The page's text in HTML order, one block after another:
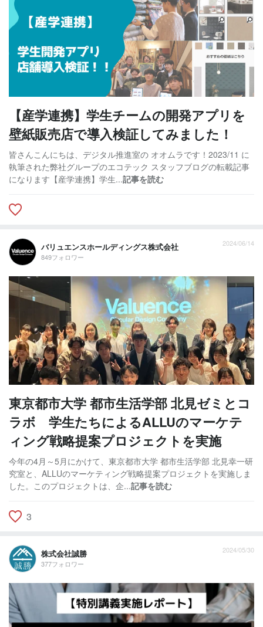
【産学連携】学生チームの開発アプリを
壁紙販売店で導入検証してみました！
皆さんこんにちは、デジタル推進室の オオムラです！2023/11 に
執筆された弊社グループのエコテック スタッフブログの転載記事
になります【産学連携】学生...記事を読む
バリュエンスホールディングス株式会社
849フォロワー
2024/06/14
東京都市大学 都市生活学部 北見ゼミとコ
ラボ 学生たちによるALLUのマーケテ
ィング戦略提案プロジェクトを実施
今年の4月～5月にかけて、東京都市大学 都市生活学部 北見幸一研
究室と、ALLUのマーケティング戦略提案プロジェクトを実施しま
した。このプロジェクトは、企...記事を読む
3
株式会社誠勝
377フォロワー
2024/05/30